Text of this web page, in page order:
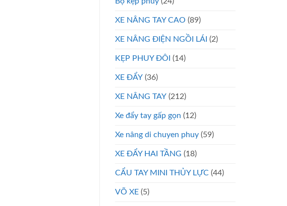
XE NÂNG TAY CAO (89)
XE NÂNG ĐIỆN NGỒI LÁI (2)
KẸP PHUY ĐÔI (14)
XE ĐẨY (36)
XE NÂNG TAY (212)
Xe đẩy tay gấp gọn (12)
Xe nâng di chuyen phuy (59)
XE ĐẨY HAI TẦNG (18)
CẨU TAY MINI THỦY LỰC (44)
VÕ XE (5)